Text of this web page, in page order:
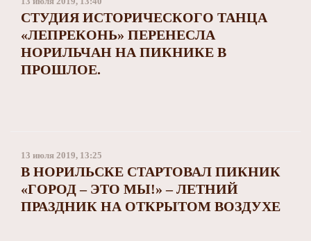
СТУДИЯ ИСТОРИЧЕСКОГО ТАНЦА
«ЛЕПРЕКОНЬ» ПЕРЕНЕСЛА
НОРИЛЬЧАН НА ПИКНИКЕ В
ПРОШЛОЕ.
13 июля 2019, 13:25
В НОРИЛЬСКЕ СТАРТОВАЛ ПИКНИК
«ГОРОД – ЭТО МЫ!» – ЛЕТНИЙ
ПРАЗДНИК НА ОТКРЫТОМ ВОЗДУХЕ